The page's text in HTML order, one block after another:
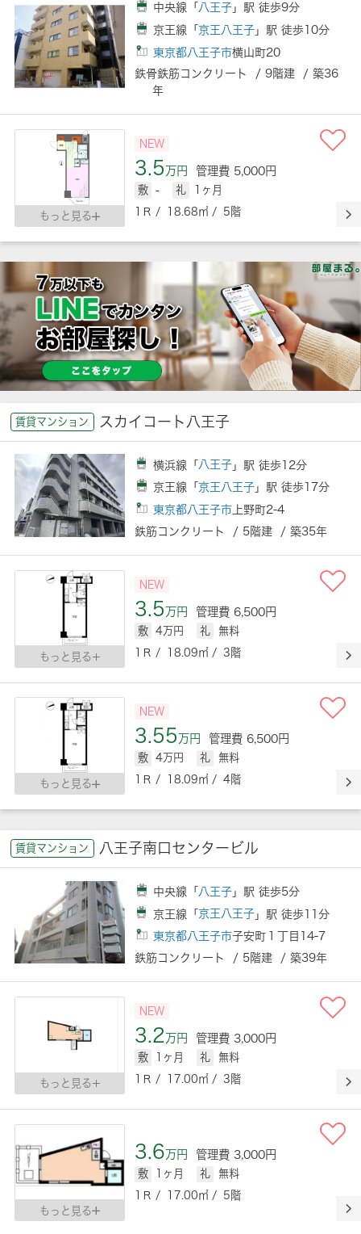
中央線「 八王子 」駅 徒歩9分
京王線「京王八王子 」駅 徒歩10分
東京都八王子市横山町20
鉄骨鉄筋コンクリート / 9階建 / 築36
年
もっと見る
NEW
3.5万円 管理費 5,000円
敷 - 礼
1ヶ月
1Ｒ / 18.68㎡ / 5階
賃貸マンション スカイコート八王子
横浜線「 八王子 」駅 徒歩12分
京王線「京王八王子 」駅 徒歩17分
東京都八王子市 上野町2-4
鉄筋コンクリート / 5階建 / 築35年
もっと見る
NEW
3.5万円 管理費 6,500円
敷 4万円 礼
無料
1Ｒ / 18.09㎡ / 3階
もっと見る
NEW
3.55万円 管理費 6,500円
敷 4万円 礼
無料
1Ｒ / 18.09㎡ / 4階
賃貸マンション 八王子南口センタービル
中央線「 八王子 」駅 徒歩5分
京王線「京王八王子 」駅 徒歩11分
東京都八王子市子安町１丁目14-7
鉄筋コンクリート / 5階建 / 築39年
もっと見る
NEW
3.2万円 管理費 3,000円
敷 1ヶ月 礼
無料
1Ｒ / 17.00㎡ / 3階
もっと見る
3.6万円 管理費 3,000円
敷 1ヶ月 礼
無料
1Ｒ / 17.00㎡ / 5階